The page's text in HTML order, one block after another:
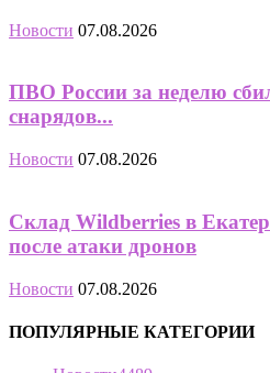
Новости 07.08.2026
ПВО России за неделю
снарядов...
Новости 07.08.2026
Склад Wildberries в
после атаки дронов
Новости 07.08.2026
ПОПУЛЯРНЫЕ КАТЕГОРИИ